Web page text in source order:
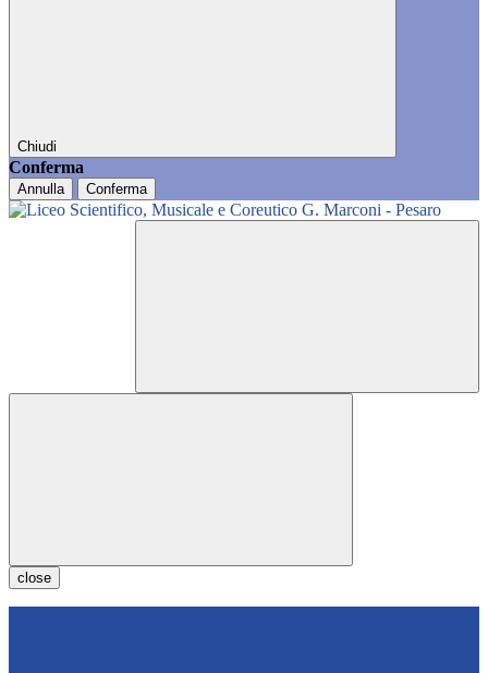
Chiudi
Conferma
Annulla Conferma
close